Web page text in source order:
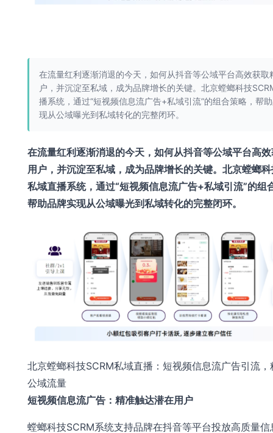
在流量红利逐渐消退的今天，如何从抖音等公域平台高效获取
户，并沉淀至私域，成为品牌增长的关键。北京螳螂科技
播系统，通过“短视频信息流广告+私域引流”的组合策略，帮
现从公域曝光到私域转化的完整闭环。
在流量红利逐渐消退的今天，如何从抖音等公域平台高
用户，并沉淀至私域，成为品牌增长的关键。北京螳螂
私域直播系统，通过“短视频信息流广告+私域引流”的组
帮助品牌实现从公域曝光到私域转化的完整闭环。
北京螳螂科技SCRM私域直播：短视频信息流广告引流，
公域流量
短视频信息流广告：精准触达潜在用户
螳螂科技SCRM系统支持品牌在抖音等平台投放高质量信